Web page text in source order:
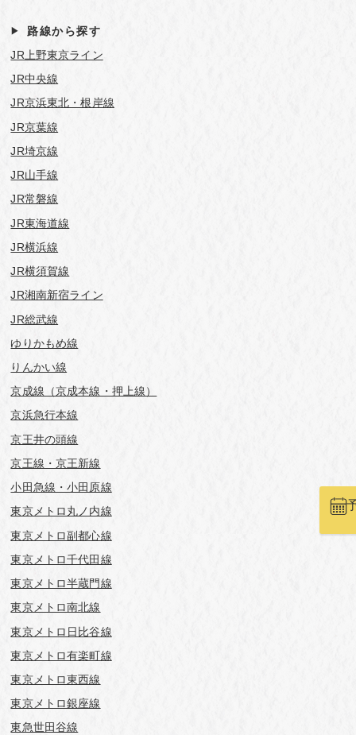
路線から探す
JR上野東京ライン
JR中央線
JR京浜東北・根岸線
JR京葉線
JR埼京線
JR山手線
JR常磐線
JR東海道線
JR横浜線
JR横須賀線
JR湘南新宿ライン
JR総武線
ゆりかもめ線
りんかい線
京成線（京成本線・押上線）
京浜急行本線
京王井の頭線
京王線・京王新線
小田急線・小田原線
東京メトロ丸ノ内線
東京メトロ副都心線
東京メトロ千代田線
東京メトロ半蔵門線
東京メトロ南北線
東京メトロ日比谷線
東京メトロ有楽町線
東京メトロ東西線
東京メトロ銀座線
東急世田谷線